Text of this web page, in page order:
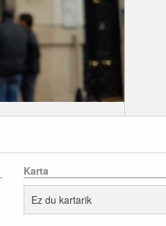
Karta
Ez du kartarik